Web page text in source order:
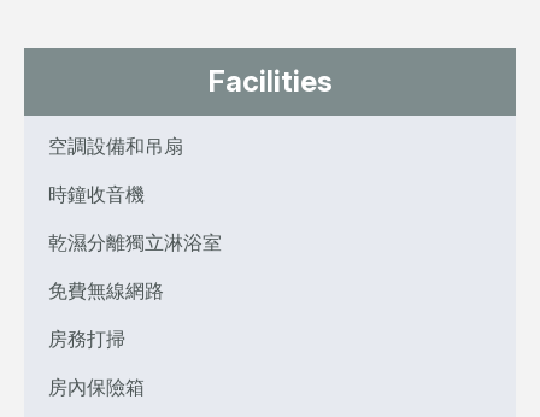
Facilities
空調設備和吊扇
時鐘收音機
乾濕分離獨立淋浴室
免費無線網路
房務打掃
房內保險箱